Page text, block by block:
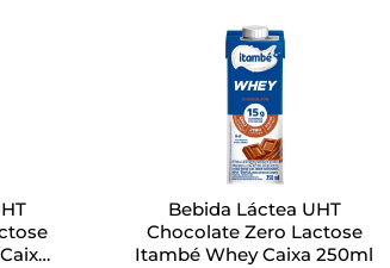
Bebida Láctea UHT
Chocolate Zero Lactose
Itambé Whey Caixa 250ml